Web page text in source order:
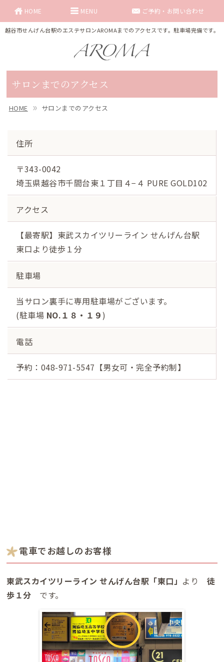
越谷市せんげん台駅のエステサロンAROMAまでのアクセスです。駐車場完備です。
HOME ご予約・お問い合わせ
MENU
サロンまでのアクセス
HOME サロンまでのアクセス
住所
〒343-0042
埼玉県越谷市千間台東１丁目４−４ PURE GOLD102
アクセス
【最寄駅】東武スカイツリーライン せんげん台駅
東口より徒歩１分
駐車場
当サロン裏手に専用駐車場がございます。
(駐車場 NO.１８・１９)
電話
予約：048-971-5547【男女可・完全予約制】
電車でお越しのお客様
東武スカイツリーライン せんげん台駅「東口」 より 徒
歩１分 です。